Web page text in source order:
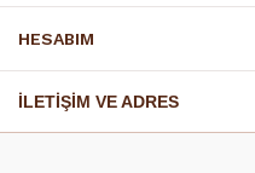
HESABIM
İLETİŞİM VE ADRES